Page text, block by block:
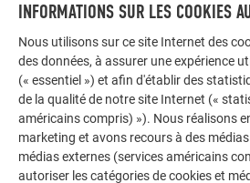
TÉLÉPHONE
+33 4 79 44 84 58
FAX
INFORMATIONS SUR LES COOKIES
Nous utilisons sur ce site Internet des
des données, à assurer une expérience
(« essentiel ») et afin d'établir des
de la qualité de notre site Internet («
américains compris) »). Nous réalisons
marketing et avons recours à des
médias externes (services américains
autoriser les catégories de cookies et